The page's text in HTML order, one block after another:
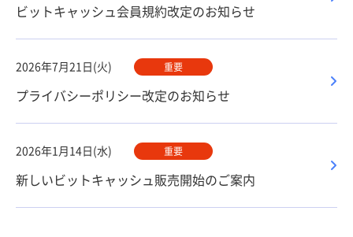
ビットキャッシュ会員規約改定のお知らせ
2026年7月21日(火) 重要
プライバシーポリシー改定のお知らせ
2026年1月14日(水) 重要
新しいビットキャッシュ販売開始のご案内